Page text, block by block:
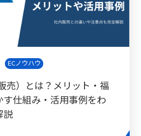
ECノウハウ
売）とは？メリット・福
仕組み・活用事例をわ
説